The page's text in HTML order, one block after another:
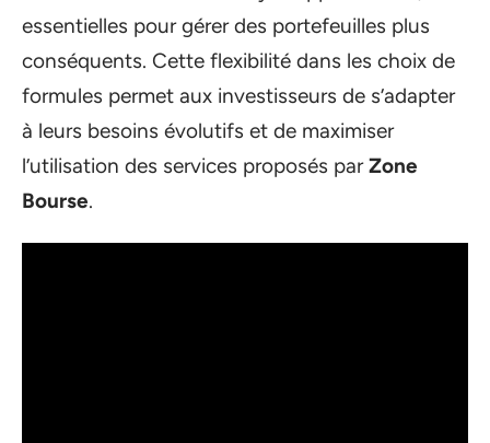
essentielles pour gérer des portefeuilles plus
conséquents. Cette flexibilité dans les choix de
formules permet aux investisseurs de s’adapter
à leurs besoins évolutifs et de maximiser
l’utilisation des services proposés parZone
Bourse.